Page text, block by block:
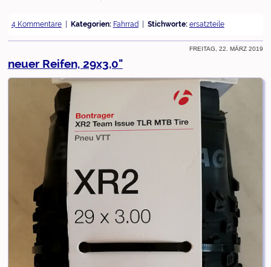
4 Kommentare Kategorien: Fahrrad Stichworte: ersatzteile
Freitag, 22. März 2019
neuer Reifen, 29x3,0"